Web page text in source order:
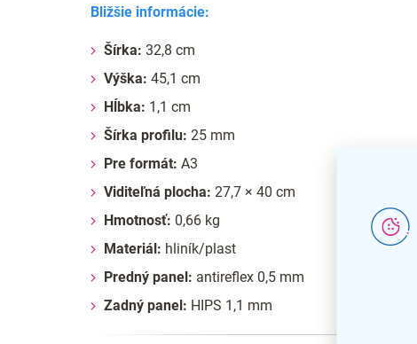
Bližšie informácie:
Šírka: 32,8 cm
Výška: 45,1 cm
Hĺbka: 1,1 cm
Šírka profilu: 25 mm
Pre formát: A3
Viditeľná plocha: 27,7 × 40 cm
Hmotnosť: 0,66 kg
Materiál: hliník/plast
Predný panel: antireflex 0,5 mm
Zadný panel: HIPS 1,1 mm